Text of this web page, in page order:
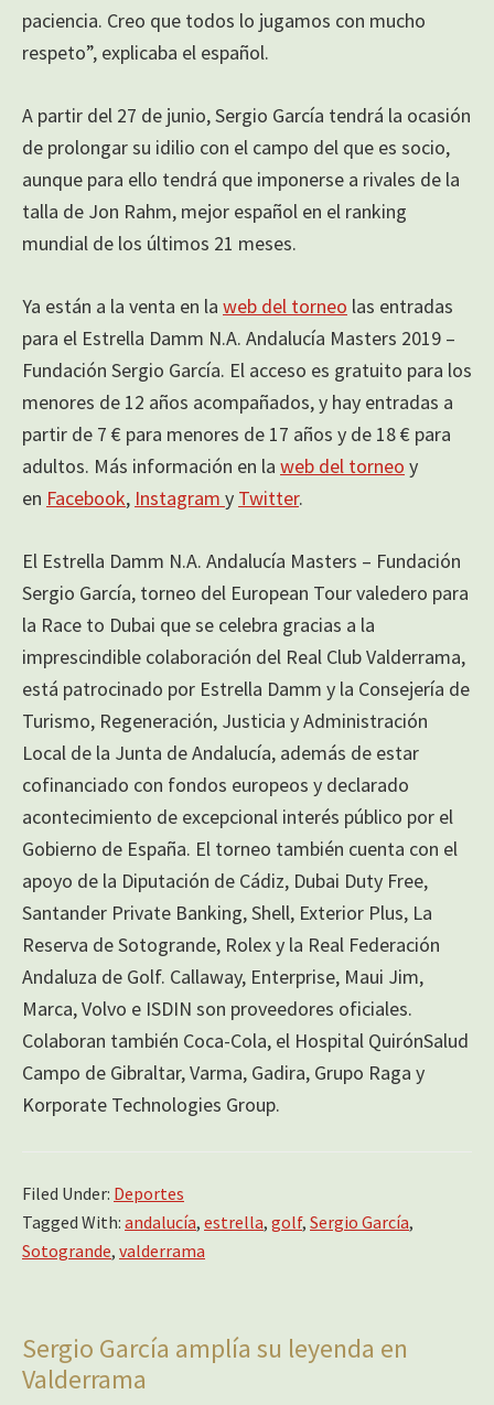
paciencia. Creo que todos lo jugamos con mucho
respeto”, explicaba el español.
A partir del 27 de junio, Sergio García tendrá la ocasión
de prolongar su idilio con el campo del que es socio,
aunque para ello tendrá que imponerse a rivales de la
talla de Jon Rahm, mejor español en el ranking
mundial de los últimos 21 meses.
Ya están a la venta en la web del torneo las entradas
para el Estrella Damm N.A. Andalucía Masters 2019 –
Fundación Sergio García. El acceso es gratuito para los
menores de 12 años acompañados, y hay entradas a
partir de 7 € para menores de 17 años y de 18 € para
adultos. Más información en la web del torneo y
en Facebook, Instagram y Twitter.
El Estrella Damm N.A. Andalucía Masters – Fundación
Sergio García, torneo del European Tour valedero para
la Race to Dubai que se celebra gracias a la
imprescindible colaboración del Real Club Valderrama,
está patrocinado por Estrella Damm y la Consejería de
Turismo, Regeneración, Justicia y Administración
Local de la Junta de Andalucía, además de estar
cofinanciado con fondos europeos y declarado
acontecimiento de excepcional interés público por el
Gobierno de España. El torneo también cuenta con el
apoyo de la Diputación de Cádiz, Dubai Duty Free,
Santander Private Banking, Shell, Exterior Plus, La
Reserva de Sotogrande, Rolex y la Real Federación
Andaluza de Golf. Callaway, Enterprise, Maui Jim,
Marca, Volvo e ISDIN son proveedores oficiales.
Colaboran también Coca-Cola, el Hospital QuirónSalud
Campo de Gibraltar, Varma, Gadira, Grupo Raga y
Korporate Technologies Group.
Filed Under: Deportes
Tagged With: andalucía, estrella, golf, Sergio García,
Sotogrande, valderrama
Sergio García amplía su leyenda en
Valderrama